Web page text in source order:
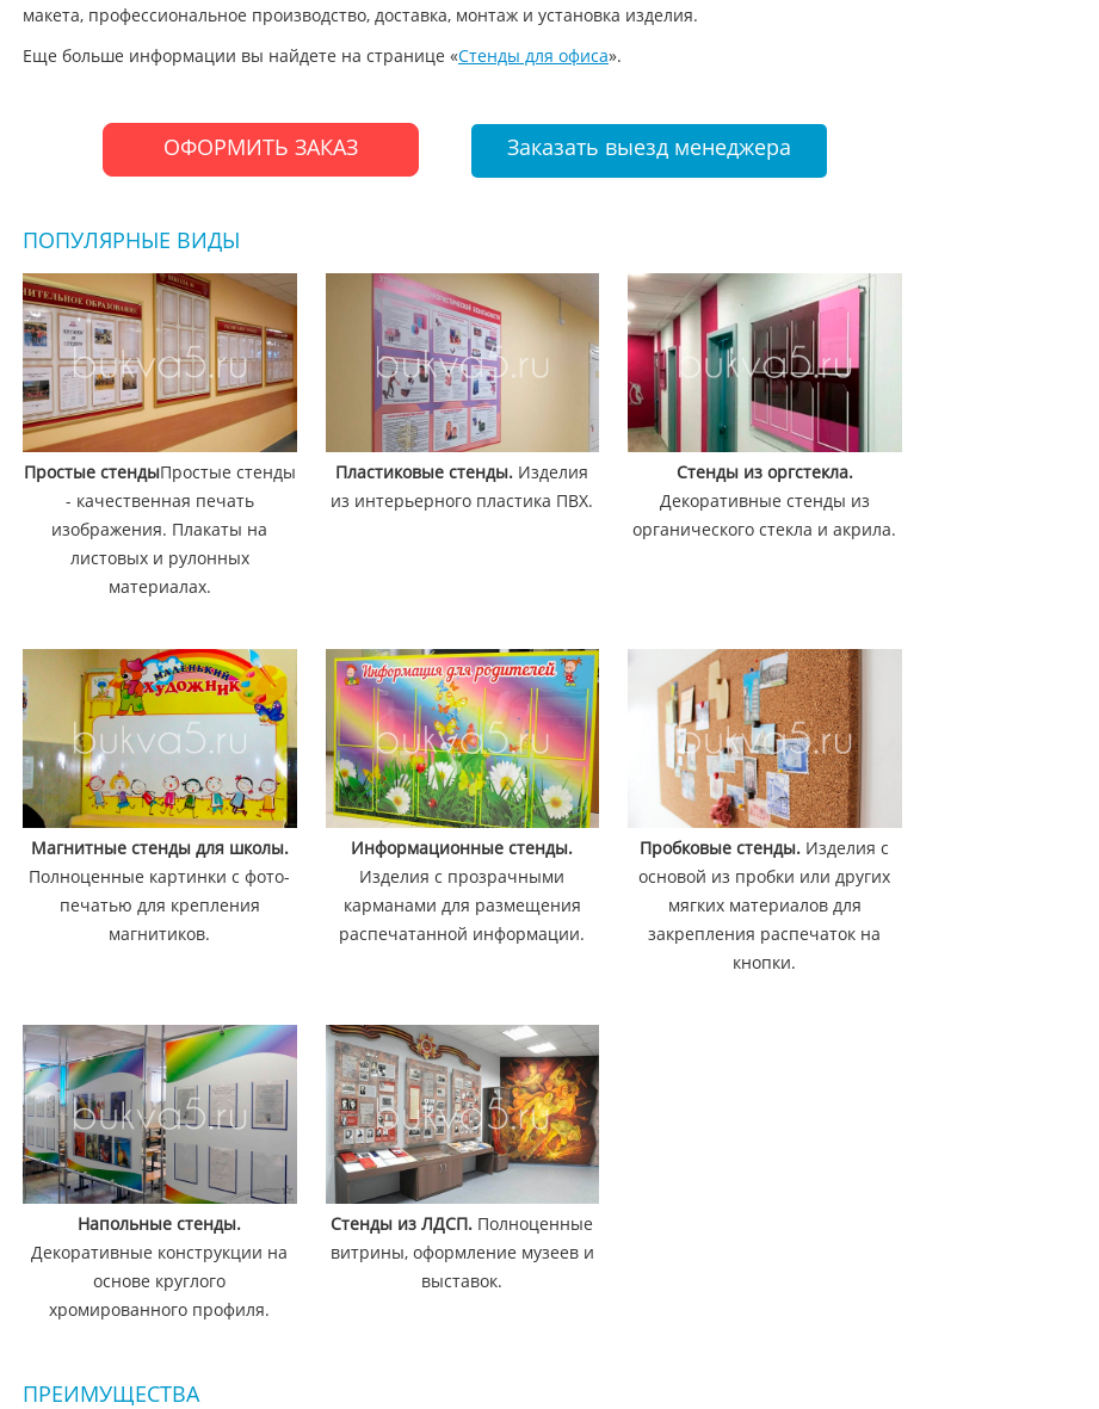
макета, профессиональное производство, доставка, монтаж и установка изделия.
Еще больше информации вы найдете на странице «Стенды для офиса».
ОФОРМИТЬ ЗАКАЗ Заказать выезд менеджера
ПОПУЛЯРНЫЕ ВИДЫ
Простые стендыПростые стенды
- качественная печать
изображения. Плакаты на
листовых и рулонных
материалах.
Пластиковые стенды. Изделия
из интерьерного пластика ПВХ.
Стенды из оргстекла.
Декоративные стенды из
органического стекла и акрила.
Магнитные стенды для школы.
Полноценные картинки с фото-
печатью для крепления
магнитиков.
Информационные стенды.
Изделия с прозрачными
карманами для размещения
распечатанной информации.
Пробковые стенды. Изделия с
основой из пробки или других
мягких материалов для
закрепления распечаток на
кнопки.
Напольные стенды.
Декоративные конструкции на
основе круглого
хромированного профиля.
Стенды из ЛДСП. Полноценные
витрины, оформление музеев и
выставок.
ПРЕИМУЩЕСТВА